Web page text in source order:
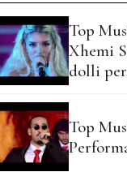
Top
Xhemi
dolli
Top